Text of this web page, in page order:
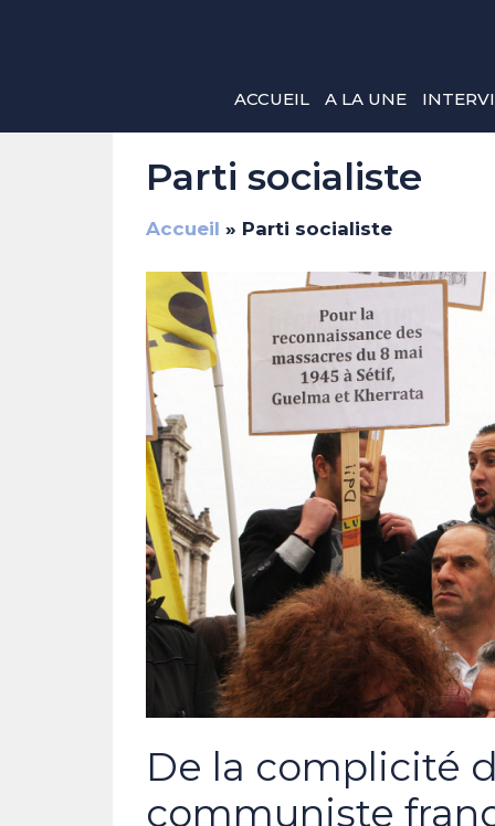
ACCUEIL A LA UNE
Parti socialiste
Accueil » Parti socialiste
De la complicité
communiste